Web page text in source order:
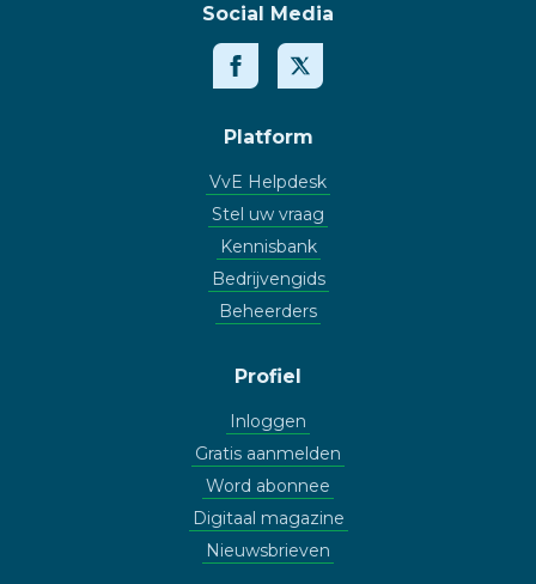
Social Media
Platform
VvE Helpdesk
Stel uw vraag
Kennisbank
Bedrijvengids
Beheerders
Profiel
Inloggen
Gratis aanmelden
Word abonnee
Digitaal magazine
Nieuwsbrieven